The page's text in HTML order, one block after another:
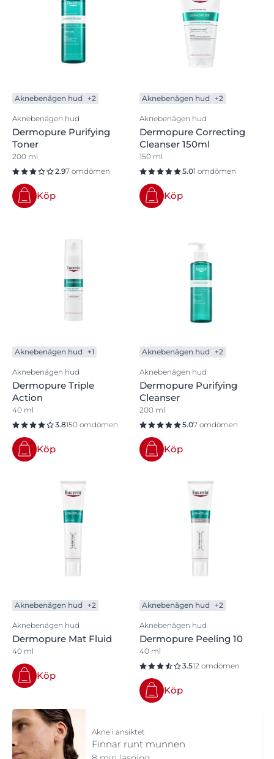
Aknebenägen hud +2
Aknebenägen hud
Dermopure Purifying
Toner
200 ml
2.97 omdömen
Köp
Aknebenägen hud +2
Aknebenägen hud
Dermopure Correcting
Cleanser 150ml
150 ml
5.01 omdömen
Köp
Aknebenägen hud +1
Aknebenägen hud
Dermopure Triple
Action
40 ml
3.8150 omdömen
Köp
Aknebenägen hud +2
Aknebenägen hud
Dermopure Purifying
Cleanser
200 ml
5.07 omdömen
Köp
Aknebenägen hud +2
Aknebenägen hud
Dermopure Mat Fluid
40 ml
Köp
Aknebenägen hud +2
Aknebenägen hud
Dermopure Peeling 10
40 ml
3.512 omdömen
Köp
Akne i ansiktet
Finnar runt munnen